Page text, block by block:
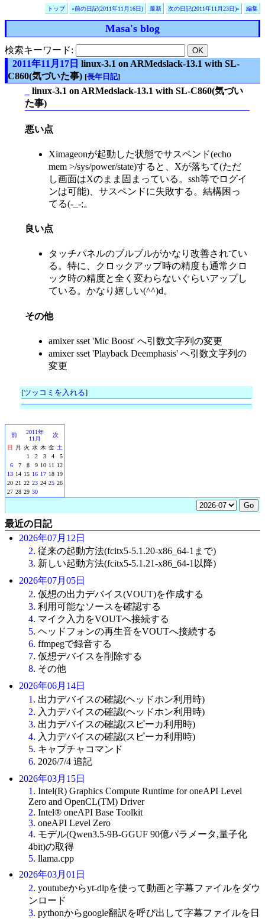
トップ «前の日記(2011年11月16日) 最新 次の日記(2011年11月23日)» 編集
Masa's blog
検索キーワード:
2011年11月17日 linux-3.1 on ARMedslack-13.1 with SL-
C860(気づいた事) [長年日記]
linux-3.1 on ARMedslack-13.1 with SL-C860(気づい
た事)
悪い点
Ximageonが起動した状態でサスペンド(echo
mem >/sys/power/state)すると、Xが落ちて(ただ
し画面はXのまま固まっている。ssh等でログイ
ンは可能)、サスペンドに失敗する。結構困っ
てる(-_-;。
良い点
タッチパネルのブルブルがかなり改善されてい
る。特に、クロックアップ時の精度も通常クロ
ック時の精度と全く変わらないぐらいアップし
ている。かなり嬉しい(^^)d。
その他
amixer sset 'Mic Boost' へ引数文字列の変更
amixer sset 'Playback Deemphasis' へ引数文字列の
変更
[ツッコミを入れる]
前
2011年
11月
次
日
月 火 水 木 金 土
1
2 3 4
5
6
7 8 9 10 11 12
13 14 15 16 17 18 19
20 21 22 23 24 25 26
27 28 29 30
最近の日記
2026年07月12日
2. 従来の起動方法(fcitx5-5.1.20-x86_64-1まで)
3. 新しい起動方法(fcitx5-5.1.21-x86_64-1以降)
2026年07月05日
2. 仮想の出力デバイス(VOUT)を作成する
3. 利用可能なソースを確認する
4. マイク入力をVOUTへ接続する
5. ヘッドフォンの再生音をVOUTへ接続する
6. ffmpegで録音する
7. 仮想デバイスを削除する
8. その他
2026年06月14日
1 . 出力デバイスの確認(ヘッドホン利用時)
2. 入力デバイスの確認(ヘッドホン利用時)
3. 出力デバイスの確認(スピーカ利用時)
4. 入力デバイスの確認(スピーカ利用時)
5. キャプチャコマンド
6. 2026/7/4 追記
2026年03月15日
1 . Intel(R) Graphics Compute Runtime for oneAPI Level
Zero and OpenCL(TM) Driver
2. Intel® oneAPI Base Toolkit
3. oneAPI Level Zero
4. モデル(Qwen3.5-9B-GGUF 90億パラメータ,量子化
4bit)の取得
5. llama.cpp
2026年03月01日
2. youtubeからyt-dlpを使って動画と字幕ファイルをダウ
ンロード
3. pythonからgoogle翻訳を呼び出して字幕ファイルを日